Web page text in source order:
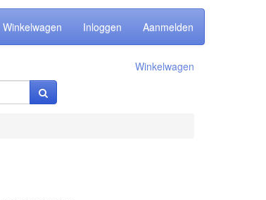
Winkelwagen Inloggen Aanmelden
Winkelwagen